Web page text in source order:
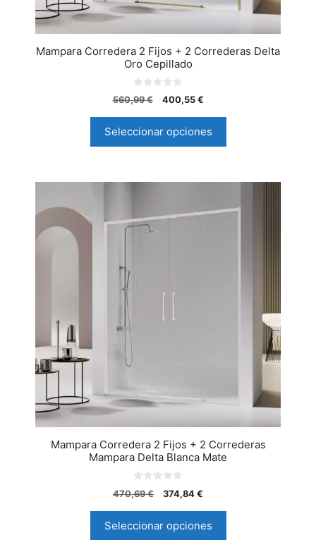
Mampara Corredera 2 Fijos + 2 Correderas Delta
Oro Cepillado
0
d
5
560,99€ 400,55 €
Seleccionar opciones
Mampara Corredera 2 Fijos + 2 Correderas
Mampara Delta Blanca Mate
0
d
5
470,69€ 374,84 €
Seleccionar opciones